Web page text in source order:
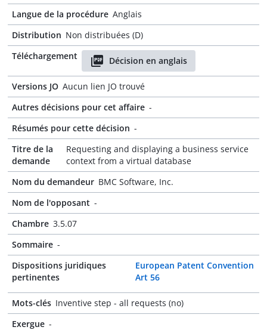
Langue de la procédure Anglais
Distribution Non distribuées (D)
Téléchargement
Décision en anglais
Versions JO Aucun lien JO trouvé
Autres décisions pour cet affaire -
Résumés pour cette décision -
Titre de la
demande
Requesting and displaying a business service
context from a virtual database
Nom du demandeur BMC Software, Inc.
Nom de l'opposant -
Chambre 3.5.07
Sommaire -
Dispositions juridiques
pertinentes
European Patent Convention
Art 56
Mots-clés Inventive step - all requests (no)
Exergue -